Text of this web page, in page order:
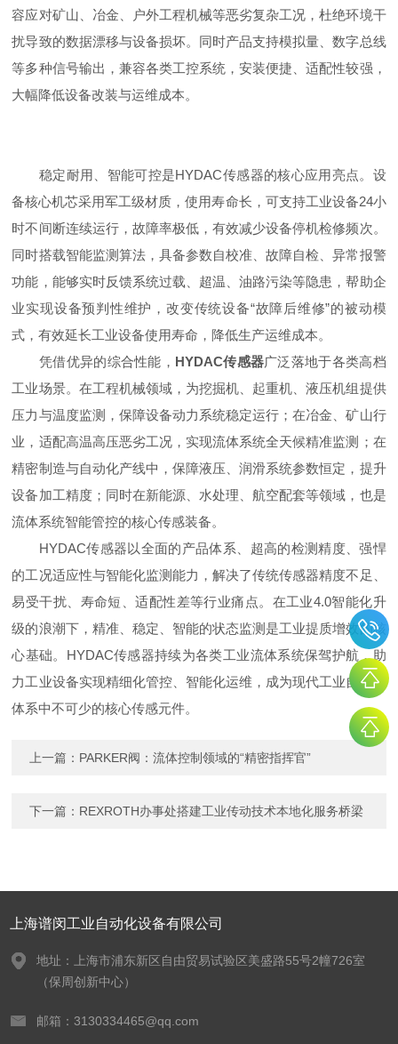
容应对矿山、冶金、户外工程机械等恶劣复杂工况，杜绝环境干
扰导致的数据漂移与设备损坏。同时产品支持模拟量、数字总线
等多种信号输出，兼容各类工控系统，安装便捷、适配性较强，
大幅降低设备改装与运维成本。
稳定耐用、智能可控是HYDAC传感器的核心应用亮点。设
备核心机芯采用军工级材质，使用寿命长，可支持工业设备24小
时不间断连续运行，故障率极低，有效减少设备停机检修频次。
同时搭载智能监测算法，具备参数自校准、故障自检、异常报警
功能，能够实时反馈系统过载、超温、油路污染等隐患，帮助企
业实现设备预判性维护，改变传统设备“故障后维修”的被动模
式，有效延长工业设备使用寿命，降低生产运维成本。
凭借优异的综合性能， HYDAC传感器广泛落地于各类高档
工业场景。在工程机械领域，为挖掘机、起重机、液压机组提供
压力与温度监测，保障设备动力系统稳定运行；在冶金、矿山行
业，适配高温高压恶劣工况，实现流体系统全天候精准监测；在
精密制造与自动化产线中，保障液压、润滑系统参数恒定，提升
设备加工精度；同时在新能源、水处理、航空配套等领域，也是
流体系统智能管控的核心传感装备。
HYDAC传感器以全面的产品体系、超高的检测精度、强悍
的工况适应性与智能化监测能力，解决了传统传感器精度不足、
易受干扰、寿命短、适配性差等行业痛点。在工业4.0智能化升
级的浪潮下，精准、稳定、智能的状态监测是工业提质增效的核
心基础。HYDAC传感器持续为各类工业流体系统保驾护航，助
力工业设备实现精细化管控、智能化运维，成为现代工业自动化
体系中不可少的核心传感元件。
上一篇： PARKER阀：流体控制领域的“精密指挥官”
下一篇： REXROTH办事处搭建工业传动技术本地化服务桥梁
上海谱闵工业自动化设备有限公司
地址：上海市浦东新区自由贸易试验区美盛路55号2幢726室
（保周创新中心）
邮箱：3130334465@qq.com